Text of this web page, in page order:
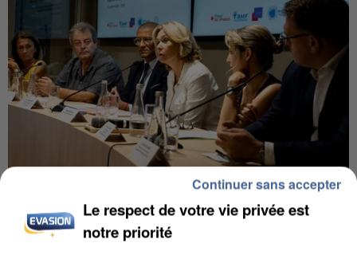
INCENDIES : L’ÎLE-DE-FRANCE LANCE UN ÉLAN
DE SOLIDARITÉ AVEC LES...
Le respect de votre vie privée est
notre priorité
Continuer sans accepter